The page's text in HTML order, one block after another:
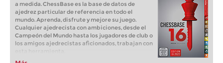
a medida. ChessBase es la base de datos de
ajedrez particular de referencia en todo el
mundo. Aprenda, disfrute y mejore su juego.
Cualquier ajedrecista con ambiciones, desde el
Campeón del Mundo hasta los jugadores de club o
los amigos ajedrecistas aficionados, trabajan con